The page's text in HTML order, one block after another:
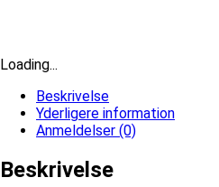
Loading...
Beskrivelse
Yderligere information
Anmeldelser (0)
Beskrivelse